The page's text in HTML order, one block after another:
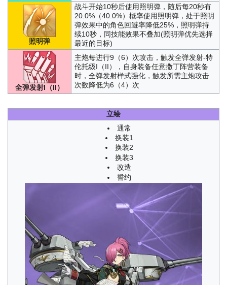
照明弹
战斗开始10秒后使用照明弹，随后每20秒有
20.0%（40.0%）概率使用照明弹，处于照明
弹效果中的角色回避率降低25%，照明弹持
续10秒，同技能效果不叠加(照明弹优先选择
最近的目标)
全弹发射I（II）
主炮每进行9（6）次攻击，触发全弹发射-特
伦托级I（II），自身装备任意撒丁阵营装备
时，全弹发射样式强化，触发所需主炮攻击
次数降低为6（4）次
立绘
通常
换装1
换装2
换装3
改造
誓约